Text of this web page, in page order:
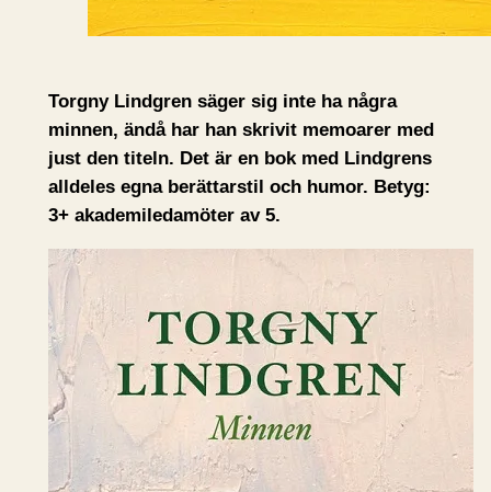
Torgny Lindgren säger sig inte ha några
minnen, ändå har han skrivit memoarer med
just den titeln. Det är en bok med Lindgrens
alldeles egna berättarstil och humor. Betyg:
3+ akademiledamöter av 5.